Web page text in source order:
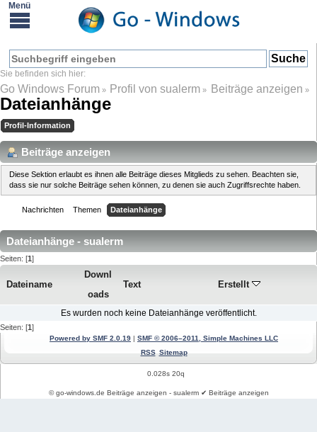
Go Windows Forum » Profil von sualerm » Beiträge anzeigen »
Dateianhänge
Profil-Information
Beiträge anzeigen
Diese Sektion erlaubt es ihnen alle Beiträge dieses Mitglieds zu sehen. Beachten sie,
dass sie nur solche Beiträge sehen können, zu denen sie auch Zugriffsrechte haben.
Nachrichten Themen Dateianhänge
Dateianhänge - sualerm
Seiten: [1]
Dateiname
Downl
oads
Text Erstellt
Es wurden noch keine Dateianhänge veröffentlicht.
Seiten: [1 ]
Powered by SMF 2.0.19 | SMF © 2006–2011, Simple Machines LLC
RSS Sitemap
0.028s 20q
© go-windows.de Beiträge anzeigen - sualerm ✔ Beiträge anzeigen